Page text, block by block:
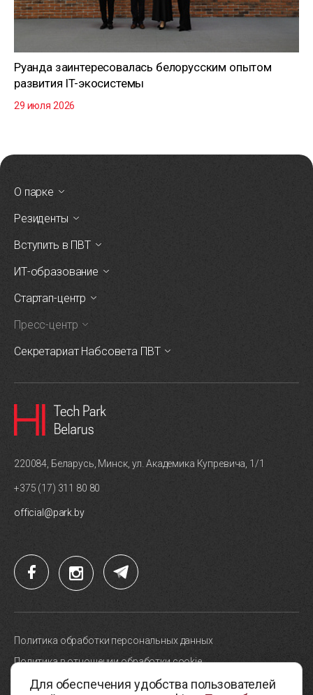
Руанда заинтересовалась белорусским опытом
развития IT-экосистемы
29 июля 2026
О парке
Резиденты
Вступить в ПВТ
ИТ-образование
Стартап-центр
Пресс-центр
Секретариат Набсовета ПВТ
220084, Беларусь, Минск, ул. Академика Купревича, 1/1
+375 (17) 311 80 80
official@park.by
Политика обработки персональных данных
Политика в отношении обработки cookie
Карта сайта
Для обеспечения удобства пользователей